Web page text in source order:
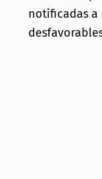
notificadas a